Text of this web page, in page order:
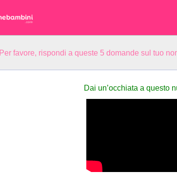
Per favore, rispondi a queste 5 domande sul tuo
Dai un’occhiata a questo